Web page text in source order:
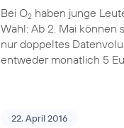
Bei O2 haben junge
Wahl: Ab 2. Mai können
nur doppeltes
entweder monatlich 5
22. April 2016